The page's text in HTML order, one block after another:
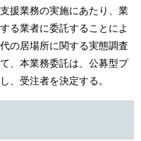
援業務の実施にあたり、業
る業者に委託することによ
の居場所に関する実態調査
、本業務委託は、公募型プ
、受注者を決定する。